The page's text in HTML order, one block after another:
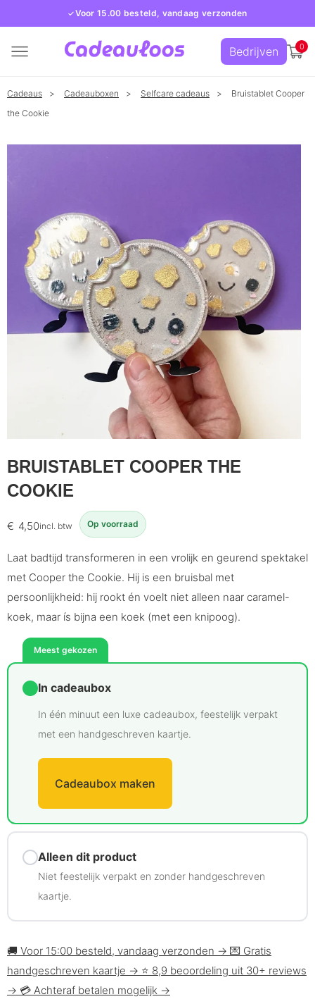
Voor 15.00 besteld, vandaag verzonden
Bedrijven 0
Cadeaus Cadeauboxen Selfcare cadeaus
Bruistablet Cooper
the Cookie
BRUISTABLET COOPER THE
COOKIE
€ 4,50incl. btw Op voorraad
Laat badtijd transformeren in een vrolijk en geurend spektakel
met Cooper the Cookie. Hij is een bruisbal met
persoonlijkheid: hij rookt én voelt niet alleen naar caramel-
koek, maar ís bijna een koek (met een knipoog).
In cadeaubox
Meest gekozen
In één minuut een luxe cadeaubox, feestelijk verpakt
met een handgeschreven kaartje.
Cadeaubox maken
Alleen dit product
Niet feestelijk verpakt en zonder handgeschreven
kaartje.
🚚 Voor 15:00 besteld, vandaag verzonden → 💌 Gratis
handgeschreven kaartje → ⭐ 8,9 beoordeling uit 30+ reviews
→ 💳 Achteraf betalen mogelijk →